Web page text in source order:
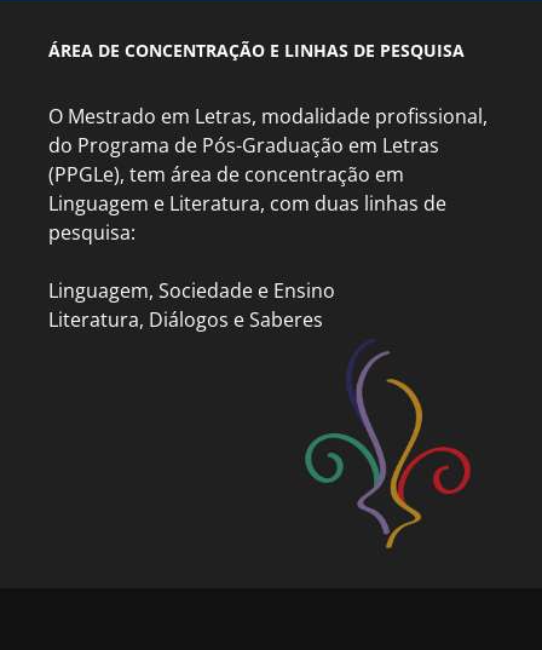
ÁREA DE CONCENTRAÇÃO E LINHAS DE PESQUISA
O Mestrado em Letras, modalidade profissional,
do Programa de Pós-Graduação em Letras
(PPGLe), tem área de concentração em
Linguagem e Literatura, com duas linhas de
pesquisa:
Linguagem, Sociedade e Ensino
Literatura, Diálogos e Saberes